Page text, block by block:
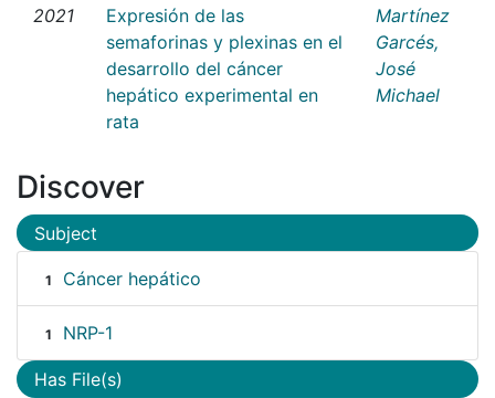
2021
Expresión de las
semaforinas y plexinas en el
desarrollo del cáncer
hepático experimental en
rata
Martínez
Garcés,
José
Michael
Discover
Subject
1 Cáncer hepático
1 NRP-1
Has File(s)